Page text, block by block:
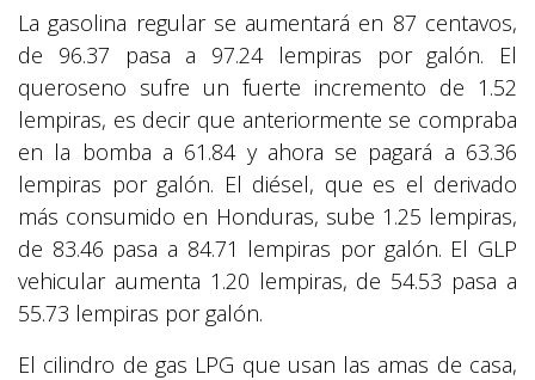
La gasolina regular se aumentará en 87 centavos,
de 96.37 pasa a 97.24 lempiras por galón. El
queroseno sufre un fuerte incremento de 1.52
lempiras, es decir que anteriormente se compraba
en la bomba a 61.84 y ahora se pagará a 63.36
lempiras por galón. El diésel, que es el derivado
más consumido en Honduras, sube 1.25 lempiras,
de 83.46 pasa a 84.71 lempiras por galón. El GLP
vehicular aumenta 1.20 lempiras, de 54.53 pasa a
55.73 lempiras por galón.
El cilindro de gas LPG que usan las amas de casa,